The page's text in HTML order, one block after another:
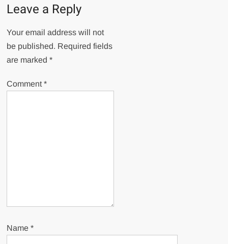
Leave a Reply
Your email address will not
be published. Required fields
are marked*
Comment*
Name*